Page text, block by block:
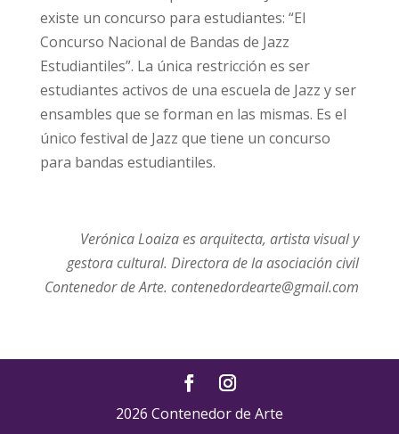
existe un concurso para estudiantes: “El
Concurso Nacional de Bandas de Jazz
Estudiantiles”. La única restricción es ser
estudiantes activos de una escuela de Jazz y ser
ensambles que se forman en las mismas. Es el
único festival de Jazz que tiene un concurso
para bandas estudiantiles.
Verónica Loaiza es arquitecta, artista visual y
gestora cultural. Directora de la asociación civil
Contenedor de Arte. contenedordearte@gmail.com
2026 Contenedor de Arte